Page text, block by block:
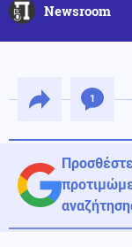
Newsroom
1